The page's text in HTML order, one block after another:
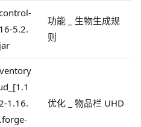
5.2.
功能 _ 生物生成规
则
1.16.
优化 _ 物品栏 UHD